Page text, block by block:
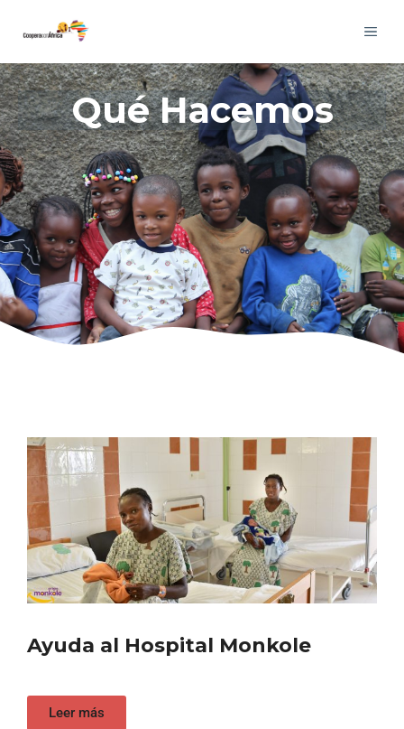
Qué Hacemos
Ayuda al Hospital Monkole
Leer más